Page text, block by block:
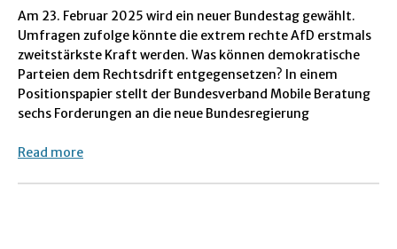
Am 23. Februar 2025 wird ein neuer Bundestag gewählt.
Umfragen zufolge könnte die extrem rechte AfD erstmals
zweitstärkste Kraft werden. Was können demokratische
Parteien dem Rechtsdrift entgegensetzen? In einem
Positionspapier stellt der Bundesverband Mobile Beratung
sechs Forderungen an die neue Bundesregierung
Read more